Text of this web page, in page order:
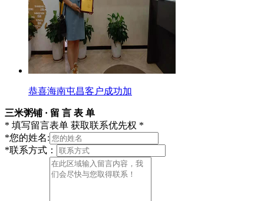
恭喜海南屯昌客户成功加
三米粥铺 · 留 言 表 单
* 填写留言表单 获取联系优先权 *
*您的姓名:
*联系方式：